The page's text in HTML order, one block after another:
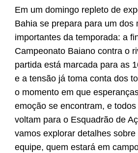
Em um domingo repleto de
Bahia se prepara para um dos
importantes da temporada: a
Campeonato Baiano contra o
partida está marcada para as
e a tensão já toma conta dos
o momento em que
emoção se encontram, e
voltam para o Esquadrão de
vamos explorar detalhes
equipe, quem estará em